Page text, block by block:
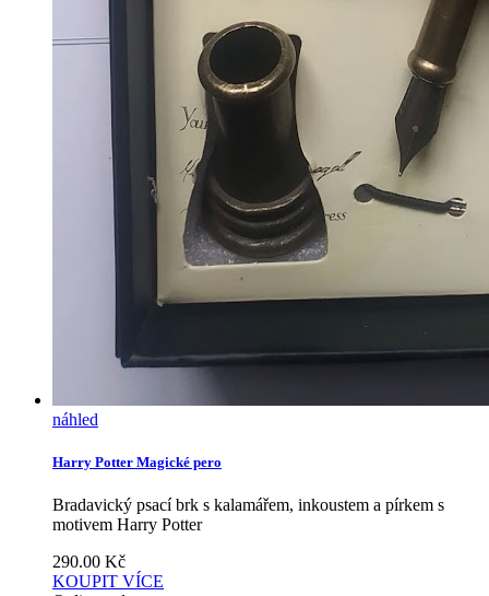
náhled
Harry Potter Magické pero
Bradavický psací brk s kalamářem, inkoustem a pírkem s
motivem Harry Potter
290.00 Kč
KOUPIT VÍCE